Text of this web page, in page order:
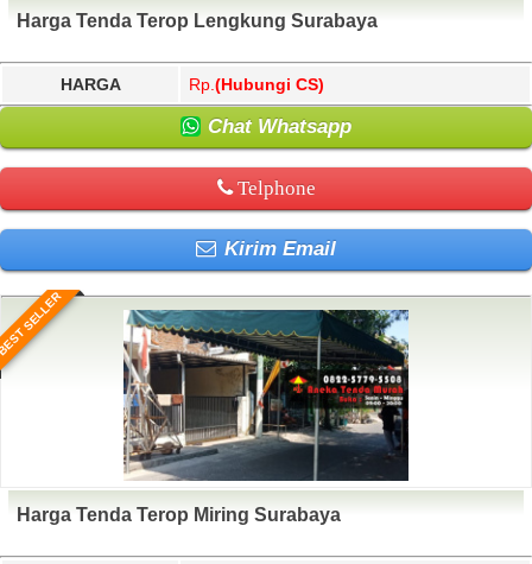
Harga Tenda Terop Lengkung Surabaya
HARGA Rp. (Hubungi CS)
Chat Whatsapp
Telphone
Kirim Email
SELLER
Harga Tenda Terop Miring Surabaya